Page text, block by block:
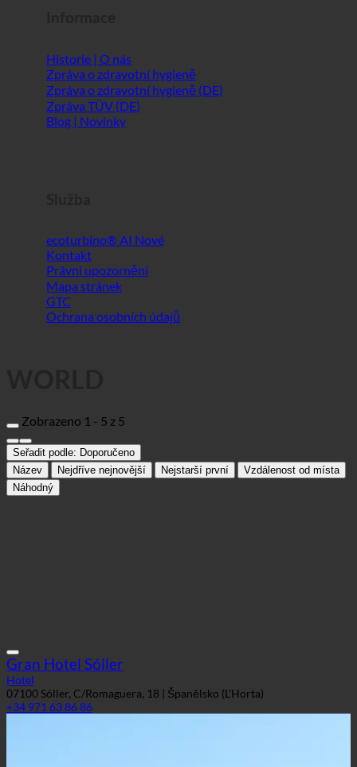
Zpráva o zdravotní hygieně
Zpráva o zdravotní hygieně (DE)
Zpráva TÜV (DE)
Blog | Novinky
Kontakt
Právní upozornění
Mapa stránek
GTC
Ochrana osobních údajů
Seřadit podle:
Název
Nejdříve nejnovější
Náhodný
Gran Hotel Sóller
Hotel
07100 Sóller, C/Romaguera, 18 | Španělsko (L'Horta)
+34 971 63 86 86